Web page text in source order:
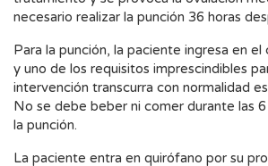
necesario realizar la punción 36 horas
Para la punción, la paciente ingresa en
y uno de los requisitos imprescindibles
intervención transcurra con normalidad
No se debe beber ni comer durante las
la punción.
La paciente entra en quirófano por su